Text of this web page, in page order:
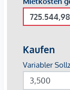
der
Doppelmaklers
Infrastruktur /
Gesundheit